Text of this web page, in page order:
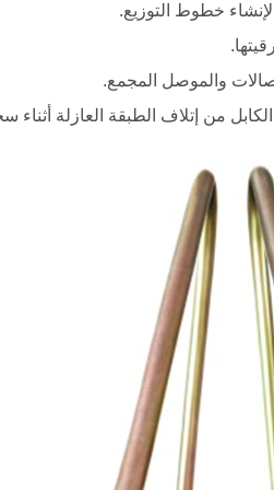
خطوط التوزيع.
والموصل المجمع.
من إتلاف الطبقة العازلة أثناء